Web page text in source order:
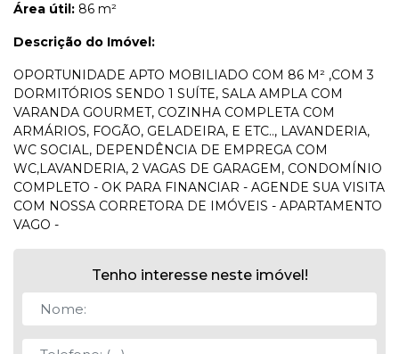
Área útil: 86 m²
Descrição do Imóvel:
OPORTUNIDADE APTO MOBILIADO COM 86 M² ,COM 3
DORMITÓRIOS SENDO 1 SUÍTE, SALA AMPLA COM
VARANDA GOURMET, COZINHA COMPLETA COM
ARMÁRIOS, FOGÃO, GELADEIRA, E ETC.., LAVANDERIA,
WC SOCIAL, DEPENDÊNCIA DE EMPREGA COM
WC,LAVANDERIA, 2 VAGAS DE GARAGEM, CONDOMÍNIO
COMPLETO - OK PARA FINANCIAR - AGENDE SUA VISITA
COM NOSSA CORRETORA DE IMÓVEIS - APARTAMENTO
VAGO -
Tenho interesse neste imóvel!